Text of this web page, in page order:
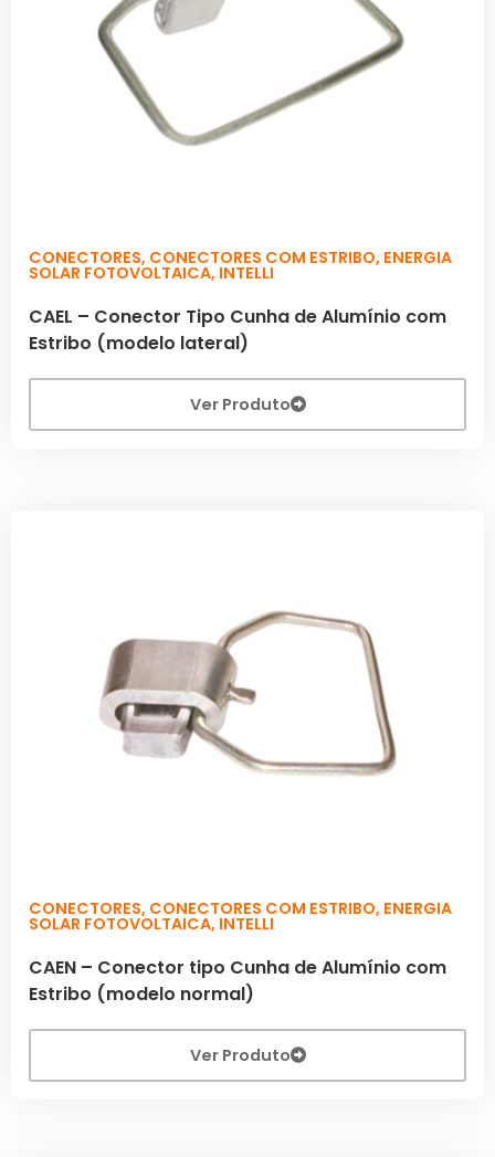
CONECTORES, CONECTORES COM ESTRIBO, ENERGIA
SOLAR FOTOVOLTAICA, INTELLI
CAEL – Conector Tipo Cunha de Alumínio com
Estribo (modelo lateral)
Ver Produto
CONECTORES, CONECTORES COM ESTRIBO, ENERGIA
SOLAR FOTOVOLTAICA, INTELLI
CAEN – Conector tipo Cunha de Alumínio com
Estribo (modelo normal)
Ver Produto